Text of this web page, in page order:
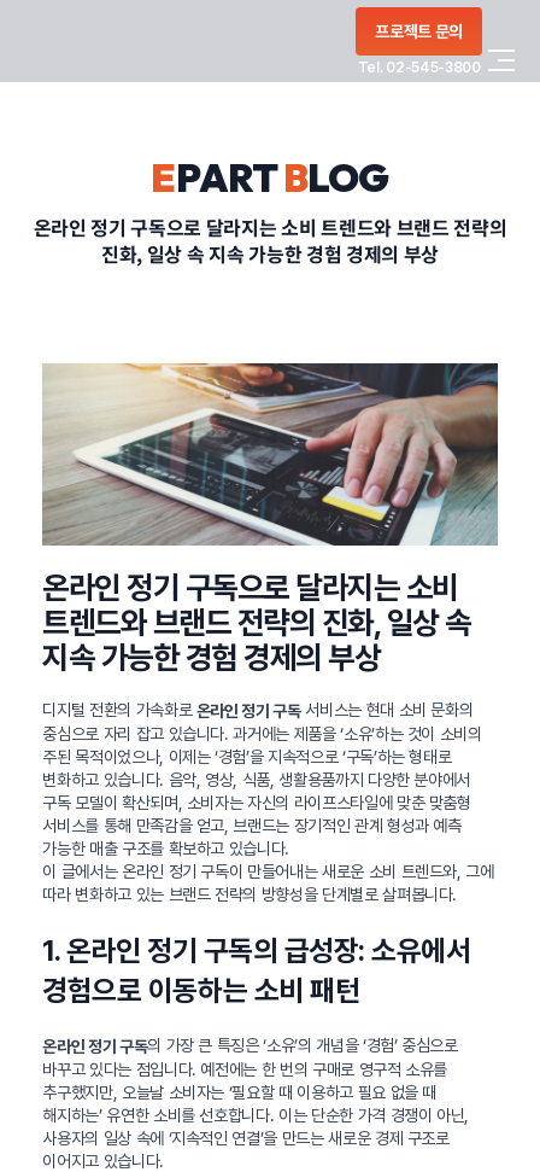
프로젝트 문의
Tel. 02-545-3800
PORTFOLIO
CONTACT
정부지원사업
EPARTBLOG
온라인 정기 구독으로 달라지는 소비 트렌드와 브랜드 전략의
진화, 일상 속 지속 가능한 경험 경제의 부상
온라인 정기 구독으로 달라지는 소비
트렌드와 브랜드 전략의 진화, 일상 속
지속 가능한 경험 경제의 부상
디지털 전환의 가속화로 온라인 정기 구독서비스는 현대 소비 문화의
중심으로 자리 잡고 있습니다. 과거에는 제품을 ‘소유’하는 것이 소비의
주된 목적이었으나, 이제는 ‘경험’을 지속적으로 ‘구독’하는 형태로
변화하고 있습니다. 음악, 영상, 식품, 생활용품까지 다양한 분야에서
구독 모델이 확산되며, 소비자는 자신의 라이프스타일에 맞춘 맞춤형
서비스를 통해 만족감을 얻고, 브랜드는 장기적인 관계 형성과 예측
가능한 매출 구조를 확보하고 있습니다.
이 글에서는 온라인 정기 구독이 만들어내는 새로운 소비 트렌드와, 그에
따라 변화하고 있는 브랜드 전략의 방향성을 단계별로 살펴봅니다.
1. 온라인 정기 구독의 급성장: 소유에서
경험으로 이동하는 소비 패턴
온라인 정기 구독의 가장 큰 특징은 ‘소유’의 개념을 ‘경험’ 중심으로
바꾸고 있다는 점입니다. 예전에는 한 번의 구매로 영구적 소유를
추구했지만, 오늘날 소비자는 ‘필요할 때 이용하고 필요 없을 때
해지하는’ 유연한 소비를 선호합니다. 이는 단순한 가격 경쟁이 아닌,
사용자의 일상 속에 ‘지속적인 연결’을 만드는 새로운 경제 구조로
이어지고 있습니다.